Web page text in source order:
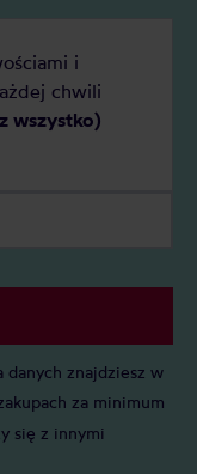
i
chwili
wszystko)
znajdziesz w
za minimum
się z innymi